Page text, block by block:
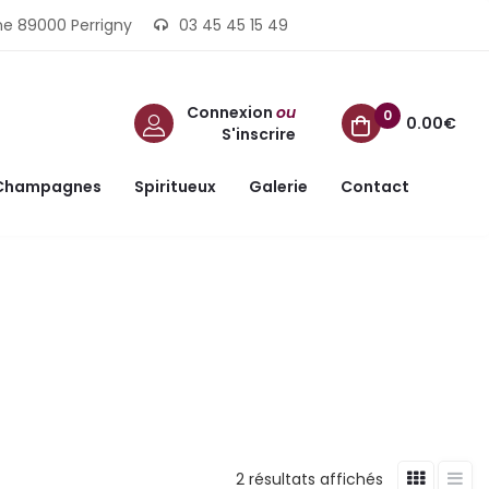
89000 Perrigny 03 45 45 15 49
Connexion ou
S'inscrire
0 0.00€
Spiritueux Galerie Contact
2 résultats affichés